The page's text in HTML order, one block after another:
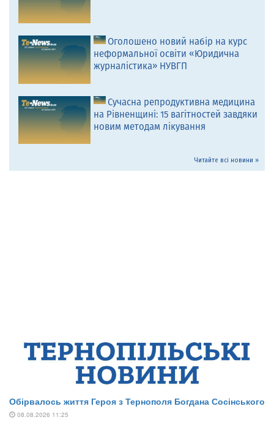
Оголошено новий набір на курс
неформальної освіти «Юридична
журналістика» НУВГП
Сучасна репродуктивна медицина
на Рівненщині: 15 вагітностей завдяки
новим методам лікування
Читайте всі новини »